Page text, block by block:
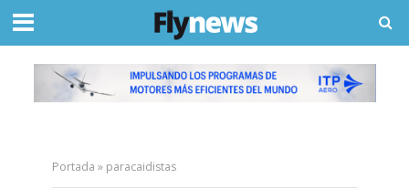
Portada » paracaidistas